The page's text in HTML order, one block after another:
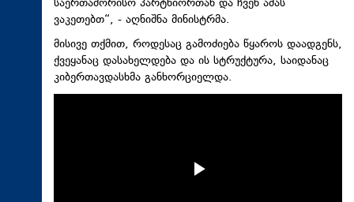
საერთაშორისო პარტნიორთან და ჩვენ ამას
ვაკეთებთ“, - აღნიშნა მინისტრმა.
მისივე თქმით, როდესაც გამოძიება წყაროს დაადგენს,
ქვეყანაც დასახელდება და ის სტრუქტურა, საიდანაც
კიბერთავდასხმა განხორციელდა.